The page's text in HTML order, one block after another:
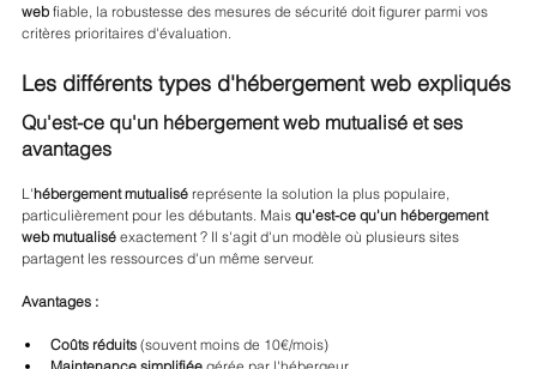
web fiable, la robustesse des mesures de sécurité doit figurer parmi vos
critères prioritaires d'évaluation.
Les différents types d'hébergement web expliqués
Qu'est-ce qu'un hébergement web mutualisé et ses
avantages
L'hébergement mutualisé représente la solution la plus populaire,
particulièrement pour les débutants. Mais qu'est-ce qu'un hébergement
web mutualisé exactement ? Il s'agit d'un modèle où plusieurs sites
partagent les ressources d'un même serveur.
Avantages :
Coûts réduits (souvent moins de 10€/mois)